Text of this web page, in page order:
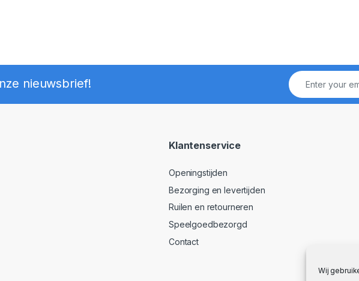
Wij
nieuwsbrief!
Klantenservice
Openingstijden
Bezorging en levertijden
Ruilen en retourneren
Speelgoedbezorgd
Contact